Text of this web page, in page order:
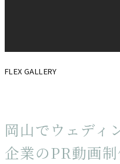
FLEX GALLERY
岡山でウェディ
企業のPR動画